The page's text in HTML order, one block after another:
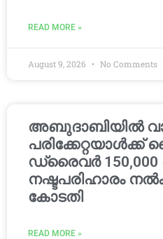
READ MORE »
August 9, 2026 No Comments
അബുദാബിയിൽ
ഡ്രൈവർ 150,000
നഷ്ടപരിഹാരം
കോടതി
READ MORE »